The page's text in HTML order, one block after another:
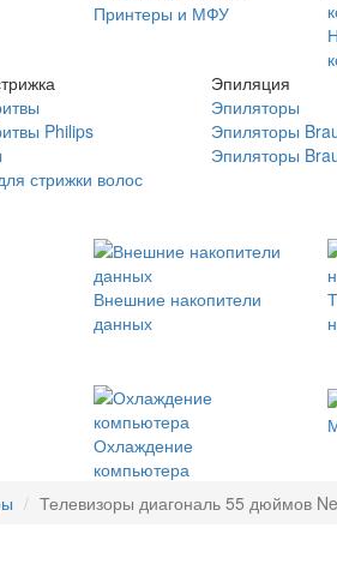
Принтеры и МФУ
Philips
стрижки волос
Эпиляция
Эпиляторы
Эпиляторы
Эпиляторы
Внешние накопители
данных
Охлаждение
компьютера
Телевизоры диагональ 55 дюймов